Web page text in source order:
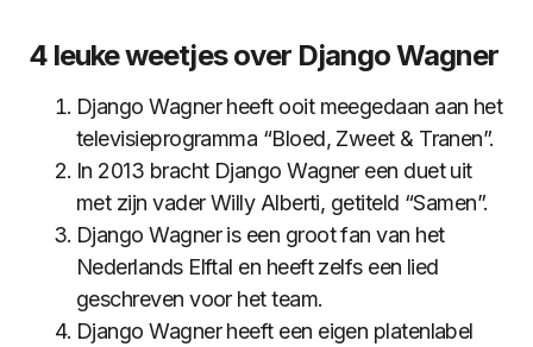
4 leuke weetjes over Django Wagner
Django Wagner heeft ooit meegedaan aan het
televisieprogramma “Bloed, Zweet & Tranen”.
In 2013 bracht Django Wagner een duet uit
met zijn vader Willy Alberti, getiteld “Samen”.
Django Wagner is een groot fan van het
Nederlands Elftal en heeft zelfs een lied
geschreven voor het team.
Django Wagner heeft een eigen platenlabel